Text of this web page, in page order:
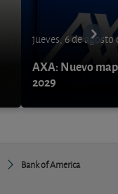
jueves, 6 de agosto
AXA: Nuevo
2029
Bank of America